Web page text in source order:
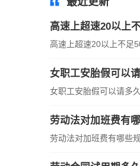
高速上超速20以上
高速上超速20以上不足
女职工安胎假可以
女职工安胎假可以请
劳动法对加班费有
劳动法对加班费有哪